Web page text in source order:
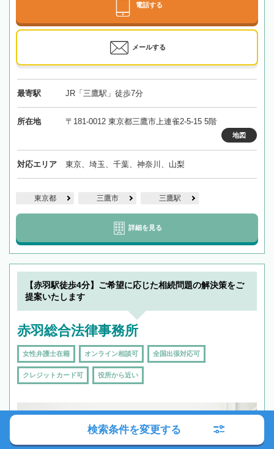
電話する
メールする
最寄駅 JR「三鷹駅」徒歩7分
所在地 〒181-0012 東京都三鷹市上連雀2-5-15 5階
地図
対応エリア 東京、埼玉、千葉、神奈川、山梨
東京都 三鷹市 三鷹駅
詳細を見る
【赤羽駅徒歩4分】ご希望に応じた相続問題の解決策をご
提案いたします
赤羽総合法律事務所
女性弁護士在籍 オンライン相談可 全国出張対応可
クレジットカード可 役所から近い
検索条件を変更する